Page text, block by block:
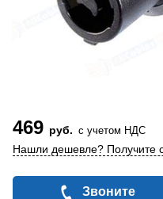
469 руб. с учетом НДС
Нашли дешевле? Получите
Звоните